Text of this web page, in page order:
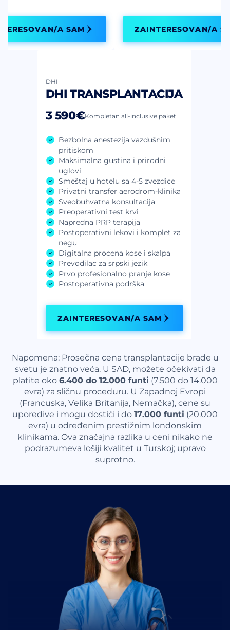
A SAM ZAINTERESOVAN/A
DHI
DHI TRANSPLANTACIJA
3 590€Kompletan all-inclusive paket
Bezbolna anestezija vazdušnim
pritiskom
Maksimalna gustina i prirodni
uglovi
Smeštaj u hotelu sa 4-5 zvezdice
Privatni transfer aerodrom-klinika
Sveobuhvatna konsultacija
Preoperativni test krvi
Napredna PRP terapija
Postoperativni lekovi i komplet za
negu
Digitalna procena kose i skalpa
Prevodilac za srpski jezik
Prvo profesionalno pranje kose
Postoperativna podrška
ZAINTERESOVAN/A SAM
Napomena: Prosečna cena transplantacije brade u
svetu je znatno veća. U SAD, možete očekivati da
platite oko6.400 do 12.000 funti (7.500 do 14.000
evra) za sličnu proceduru. U Zapadnoj Evropi
(Francuska, Velika Britanija, Nemačka), cene su
uporedive i mogu dostići i do17.000 funti (20.000
evra) u određenim prestižnim londonskim
klinikama. Ova značajna razlika u ceni nikako ne
podrazumeva lošiji kvalitet u Turskoj; upravo
suprotno.